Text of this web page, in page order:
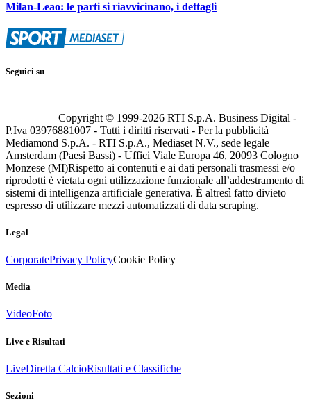
Milan-Leao: le parti si riavvicinano, i dettagli
Seguici su
Copyright © 1999-2026 RTI S.p.A. Business Digital -
P.Iva 03976881007 - Tutti i diritti riservati - Per la pubblicità
Mediamond S.p.A. - RTI S.p.A., Mediaset N.V., sede legale
Amsterdam (Paesi Bassi) - Uffici Viale Europa 46, 20093 Cologno
Monzese (MI)Rispetto ai contenuti e ai dati personali trasmessi e/o
riprodotti è vietata ogni utilizzazione funzionale all’addestramento di
sistemi di intelligenza artificiale generativa. È altresì fatto divieto
espresso di utilizzare mezzi automatizzati di data scraping.
Legal
CorporatePrivacy PolicyCookie Policy
Media
VideoFoto
Live e Risultati
LiveDiretta CalcioRisultati e Classifiche
Sezioni